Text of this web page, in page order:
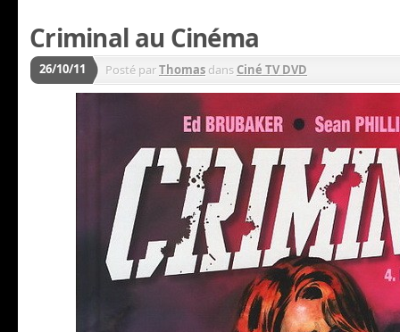
Criminal au Cinéma
26/10/11 Posté parThomas dans Ciné TV DVD